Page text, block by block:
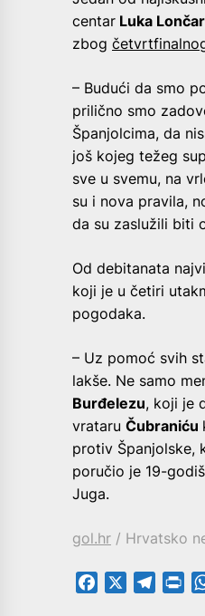
centar Luka Lončar
zbog
– Budući da smo
prilično smo
Španjolcima, da
još kojeg težeg
sve u svemu, na
su i nova pravila,
da su zaslužili biti
Od debitanata
koji je u četiri
pogodaka.
– Uz pomoć svih
lakše. Ne samo
Burđelezu, koji je
vrataru Čubraniću
protiv Španjolske,
poručio je 19-
Juga.
gol.hr / Hrvatsko
Facebook